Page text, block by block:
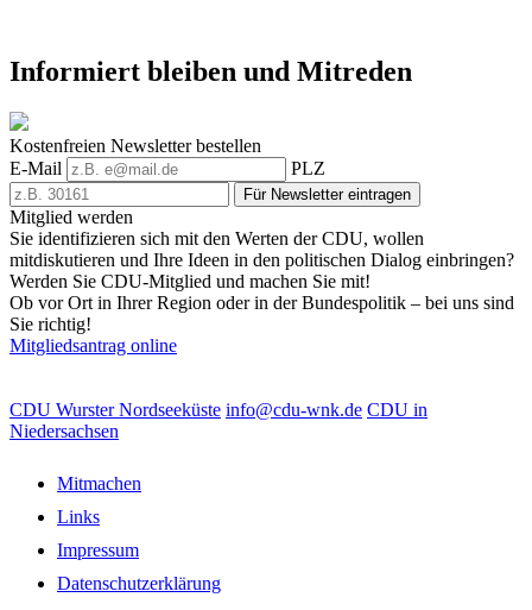
Informiert bleiben und Mitreden
Kostenfreien Newsletter bestellen
E-Mail
PLZ
Für Newsletter eintragen
Mitglied werden
Sie identifizieren sich mit den Werten der CDU, wollen
mitdiskutieren und Ihre Ideen in den politischen Dialog einbringen?
Werden Sie CDU-Mitglied und machen Sie mit!
Ob vor Ort in Ihrer Region oder in der Bundespolitik – bei uns sind
Sie richtig!
Mitgliedsantrag online
CDU Wurster Nordseeküste info@cdu-wnk.de CDU in
Niedersachsen
Mitmachen
Links
Impressum
Datenschutzerklärung